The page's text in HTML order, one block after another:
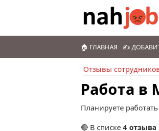
🏠 ГЛАВНАЯ ✍️
Отзывы
Работа в
Планируете
🔴 В списке 4 отзыва